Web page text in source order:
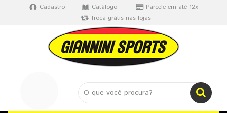
Cadastro Catálogo
Parcele em até 12x
Troca grátis nas lojas